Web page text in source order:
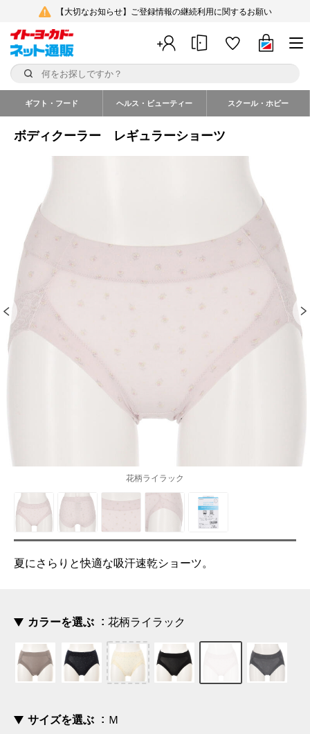
【大切なお知らせ】ご登録情報の継続利用に関するお願い
ギフト・フード ヘルス・ビューティー スクール・ホビー
ボディクーラー レギュラーショーツ
花柄ライラック
夏にさらりと快適な吸汗速乾ショーツ。
カラーを選ぶ 花柄ライラック
サイズを選ぶ Ｍ